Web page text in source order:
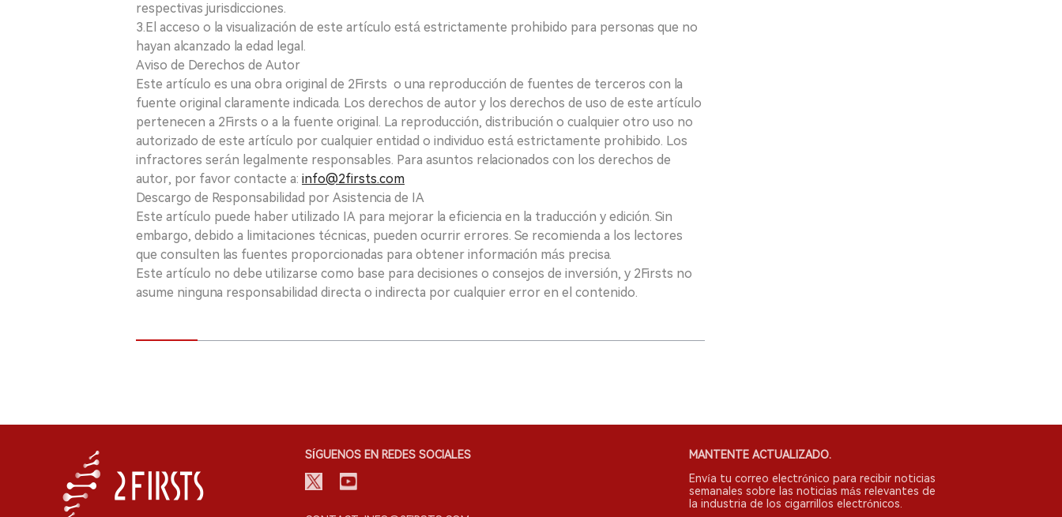
respectivas jurisdicciones.
3.El acceso o la visualización de este artículo está estrictamente prohibido para personas que no
hayan alcanzado la edad legal.
Aviso de Derechos de Autor
Este artículo es una obra original de 2Firsts o una reproducción de fuentes de terceros con la
fuente original claramente indicada. Los derechos de autor y los derechos de uso de este artículo
pertenecen a 2Firsts o a la fuente original. La reproducción, distribución o cualquier otro uso no
autorizado de este artículo por cualquier entidad o individuo está estrictamente prohibido. Los
infractores serán legalmente responsables. Para asuntos relacionados con los derechos de
autor, por favor contacte a: info@2firsts.com
Descargo de Responsabilidad por Asistencia de IA
Este artículo puede haber utilizado IA para mejorar la eficiencia en la traducción y edición. Sin
embargo, debido a limitaciones técnicas, pueden ocurrir errores. Se recomienda a los lectores
que consulten las fuentes proporcionadas para obtener información más precisa.
Este artículo no debe utilizarse como base para decisiones o consejos de inversión, y 2Firsts no
asume ninguna responsabilidad directa o indirecta por cualquier error en el contenido.
SÍGUENOS EN REDES SOCIALES
MANTENTE ACTUALIZADO.
Envía tu correo electrónico para recibir noticias
semanales sobre las noticias más relevantes de
la industria de los cigarrillos electrónicos.